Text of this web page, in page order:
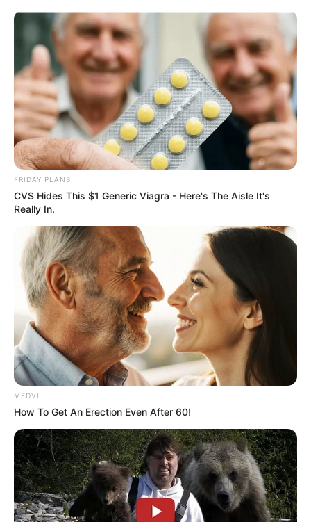
FRIDAY PLANS
CVS Hides This $1 Generic Viagra - Here's The Aisle It's
Really In.
MEDVI
How To Get An Erection Even After 60!